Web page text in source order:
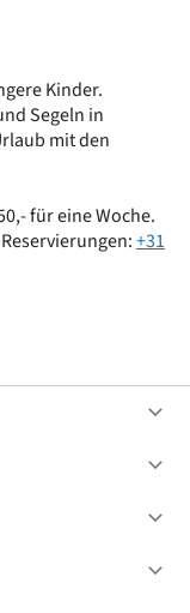
Kinder.
Segeln in
mit den
für eine Woche.
+31